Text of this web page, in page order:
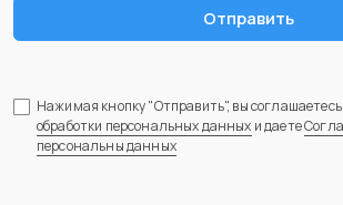
Отправить
Нажимая кнопку "Отправить", вы соглашаетесь
обработки персональных данных и даете
персональны данных